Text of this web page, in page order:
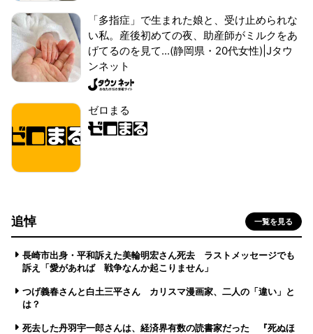
「多指症」で生まれた娘と、受け止められな
い私。産後初めての夜、助産師がミルクをあ
げてるのを見て...(静岡県・20代女性)|Jタウ
ンネット
ゼロまる
追悼 一覧を見る
長崎市出身・平和訴えた美輪明宏さん死去 ラストメッセージでも
訴え「愛があれば 戦争なんか起こりません」
つげ義春さんと白土三平さん カリスマ漫画家、二人の「違い」と
は？
死去した丹羽宇一郎さんは、経済界有数の読書家だった 『死ぬほ